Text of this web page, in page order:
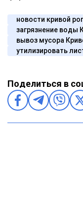
новости кривой рог
загрязнение воды
вывоз мусора
утилизировать
Поделиться в